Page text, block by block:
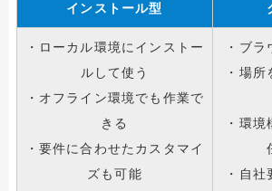
インストール型
・ローカル環境にインストー
ルして使う
・オフライン環境でも作業で
きる
・要件に合わせたカスタマイ
ズも可能
・ブ
・場
・環
・自